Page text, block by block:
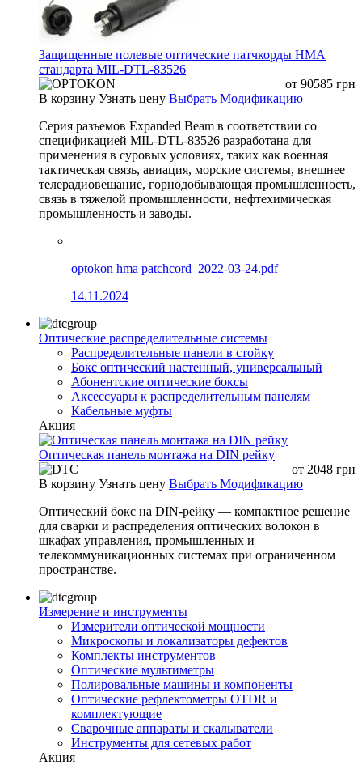
Защищенные полевые оптические патчкорды HMA
стандарта MIL-DTL-83526
от 90585 грн
В корзину Узнать цену Выбрать Модификацию
Серия разъемов Expanded Beam в соответствии со
спецификацией MIL-DTL-83526 разработана для
применения в суровых условиях, таких как военная
тактическая связь, авиация, морские системы, внешнее
телерадиовещание, горнодобывающая промышленность,
связь в тяжелой промышленности, нефтехимическая
промышленность и заводы.
optokon hma patchcord_2022-03-24.pdf
14.11.2024
Оптические распределительные системы
Распределительные панели в стойку
Бокс оптический настенный, универсальный
Абонентские оптические боксы
Аксессуары к распределительным панелям
Кабельные муфты
Акция
Оптическая панель монтажа на DIN рейку
от 2048 грн
В корзину Узнать цену Выбрать Модификацию
Оптический бокс на DIN-рейку — компактное решение
для сварки и распределения оптических волокон в
шкафах управления, промышленных и
телекоммуникационных системах при ограниченном
пространстве.
Измерение и инструменты
Измерители оптической мощности
Микроскопы и локализаторы дефектов
Комплекты инструментов
Оптические мультиметры
Полировальные машины и компоненты
Оптические рефлектометры OTDR и
комплектующие
Сварочные аппараты и скалыватели
Инструменты для сетевых работ
Акция